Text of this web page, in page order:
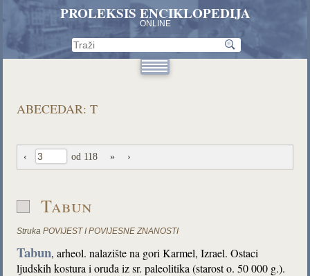
PROLEKSIS ENCIKLOPEDIJA
ONLINE
ABECEDAR: T
‹ od 118 » ›
Tabun
Struka POVIJEST I POVIJESNE ZNANOSTI
Tabun, arheol. nalazište na gori Karmel, Izrael. Ostaci
ljudskih kostura i oruđa iz sr. paleolitika (starost o. 50 000 g.).